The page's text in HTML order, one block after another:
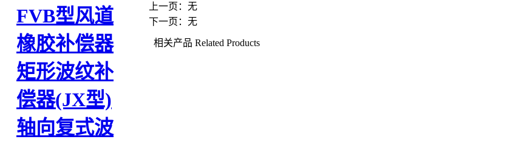
FVB型风道
橡胶补偿器
矩形波纹补
偿器(JX型)
轴向复式波
上一页：无
下一页：无
相关产品 Related Products